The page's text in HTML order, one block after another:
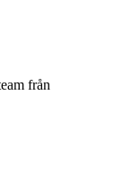
från